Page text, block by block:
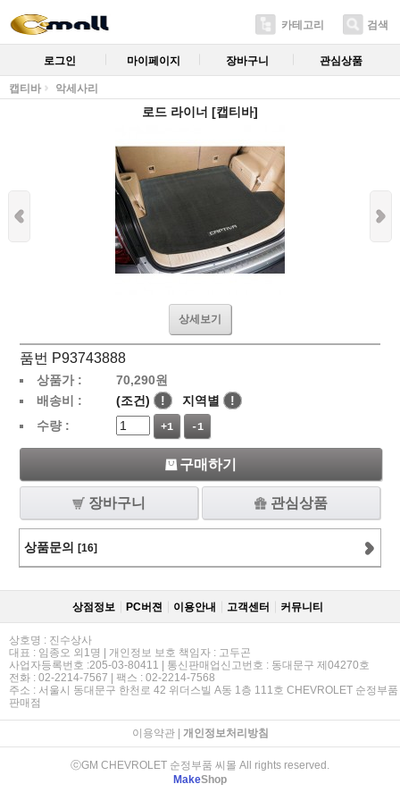
카테고리 검색
로그인 마이페이지 장바구니 관심상품
캡티바 악세사리
로드 라이너 [캡티바]
상세보기
품번 P93743888
상품가 : 70,290원
배송비 :
(조건) ! 지역별
!
수량 :
+1 -1
구매하기
장바구니 관심상품
상품문의 [16]
상점정보 PC버젼 이용안내 고객센터 커뮤니티
상호명 : 진수상사
대표 : 임종오 외1명 | 개인정보 보호 책임자 : 고두곤
사업자등록번호 :205-03-80411 | 통신판매업신고번호 : 동대문구 제04270호
전화 : 02-2214-7567 | 팩스 : 02-2214-7568
주소 : 서울시 동대문구 한천로 42 위더스빌 A동 1층 111호 CHEVROLET 순정부품
판매점
이용약관| 개인정보처리방침
ⓒGM CHEVROLET 순정부품 씨몰 All rights reserved.
MakeShop